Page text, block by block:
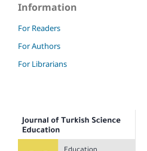
Information
For Readers
For Authors
For Librarians